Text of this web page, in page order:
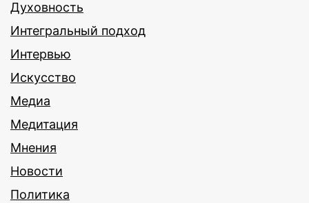
Духовность
Интегральный подход
Интервью
Искусство
Медиа
Медитация
Мнения
Новости
Политика